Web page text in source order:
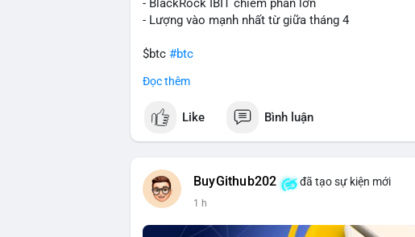
- BlackRock IBIT chiếm phần lớn
- Lượng vào mạnh nhất từ giữa tháng 4
$btc #btc
#vlikevn
📰 Nguồn: CoinDesk
Đọc thêm
Like Bình luận
BuyGithub202 đã tạo sự kiện mới
1 h